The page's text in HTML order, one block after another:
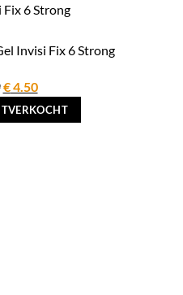
Invisi Fix 6 Strong
Oorspronkelijke
prijs
was:
€4.50Huidige
prijs
is: